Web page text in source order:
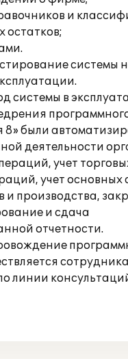
и
остатков;
системы
системы в
8» были
деятельности
учет
учет основных
и производства,
и сдача
отчетности.
линии